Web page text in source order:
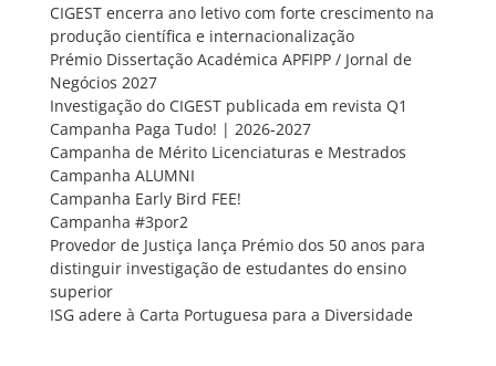
CIGEST encerra ano letivo com forte crescimento na
produção científica e internacionalização
Prémio Dissertação Académica APFIPP / Jornal de
Negócios 2027
Investigação do CIGEST publicada em revista Q1
Campanha Paga Tudo! | 2026-2027
Campanha de Mérito Licenciaturas e Mestrados
Campanha ALUMNI
Campanha Early Bird FEE!
Campanha #3por2
Provedor de Justiça lança Prémio dos 50 anos para
distinguir investigação de estudantes do ensino
superior
ISG adere à Carta Portuguesa para a Diversidade